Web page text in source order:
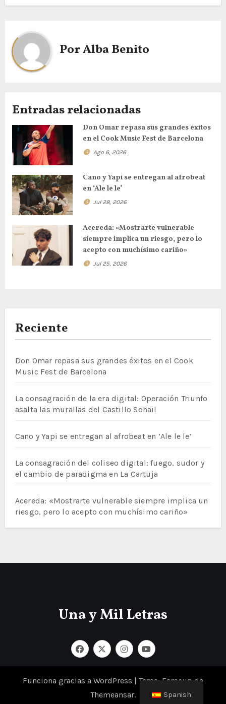
PorAlba Benito
Entradas relacionadas
Don Omar repasa sus grandes éxitos
en el Cook Music Fest de Barcelona
Ago 6, 2026
Cano y Yapi se entregan al afrobeat
en ‘Ale le le’
Jul 28, 2026
Acereda: «Mostrarte vulnerable
siempre implica un riesgo, pero lo
acepto con muchísimo cariño»
Jul 25, 2026
Reciente
Don Omar repasa sus grandes éxitos en el Cook
Music Fest de Barcelona
La consagración de la era digital: Operación Triunfo
asalta las murallas del Castillo Sohail
Cano y Yapi se entregan al afrobeat en ‘Ale le le’
La consagración del coliseo digital: fuego, sudor y
el cambio de paradigma en La Cartuja
Acereda: «Mostrarte vulnerable siempre implica un
riesgo, pero lo acepto con muchísimo cariño»
Una y Mil Letras
Funciona gracias a WordPress
Tema: Fameup de
Themeansar. Spanish